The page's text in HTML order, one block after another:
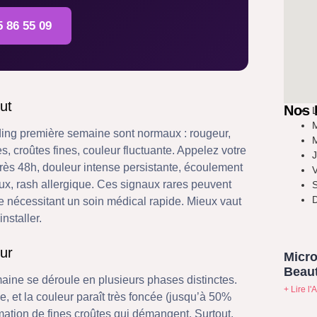
86 55 09
première semaine sont normaux : rougeur,
croûtes fines, couleur fluctuante. Appelez votre
48h, douleur intense persistante, écoulement
rash allergique. Ces signaux rares peuvent
un soin médical rapide. Mieux vaut
se déroule en plusieurs phases distinctes.
et la couleur paraît très foncée (jusqu’à 50%
de fines croûtes qui démangent. Surtout,
Nos
+ Lire